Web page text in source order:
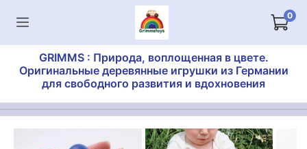
0
GRIMMS : Природа, воплощенная в цвете.
Оригинальные деревянные игрушки из Германии
для свободного развития и вдохновения